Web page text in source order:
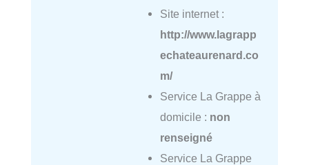
Site internet :
http://www.lagrapp
echateaurenard.co
m/
Service La Grappe à
domicile : non
renseigné
Service La Grappe